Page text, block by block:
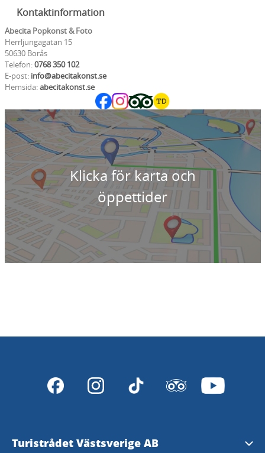
Kontaktinformation
Abecita Popkonst & Foto
Herrljungagatan 15
50630 Borås
Telefon:0768 350 102
E-post: info@abecitakonst.se
Hemsida:abecitakonst.se
Klicka för karta och
öppettider
Turistrådet Västsverige AB